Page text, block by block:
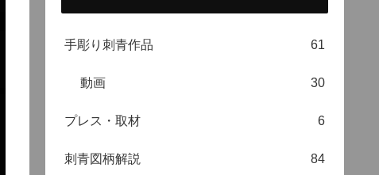
手彫り刺青作品 61
動画 30
プレス・取材 6
刺青図柄解説 84